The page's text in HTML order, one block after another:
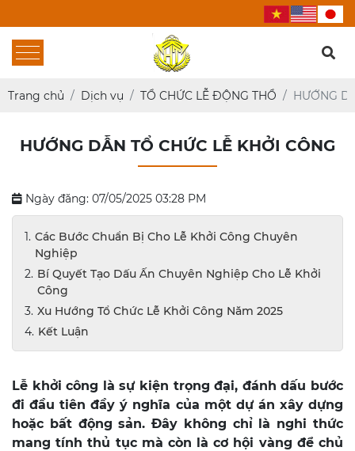
Trang chủ Dịch vụ TỔ CHỨC LỄ ĐỘNG THỔ HƯỚNG
HƯỚNG DẪN TỔ CHỨC LỄ KHỞI CÔNG
Ngày đăng: 07/05/2025 03:28 PM
Các Bước Chuẩn Bị Cho Lễ Khởi Công Chuyên
Nghiệp
Bí Quyết Tạo Dấu Ấn Chuyên Nghiệp Cho Lễ Khởi
Công
Xu Hướng Tổ Chức Lễ Khởi Công Năm 2025
Kết Luận
Lễ khởi công là sự kiện trọng đại, đánh dấu bước
đi đầu tiên đầy ý nghĩa của một dự án xây dựng
hoặc bất động sản. Đây không chỉ là nghi thức
mang tính thủ tục mà còn là cơ hội vàng để chủ